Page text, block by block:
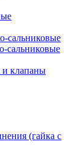
сальниковые
сальниковые
клапаны
(гайка с